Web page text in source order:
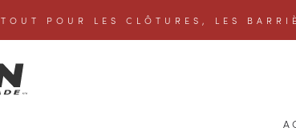
TOUT POUR LES CLÔTURES, LES